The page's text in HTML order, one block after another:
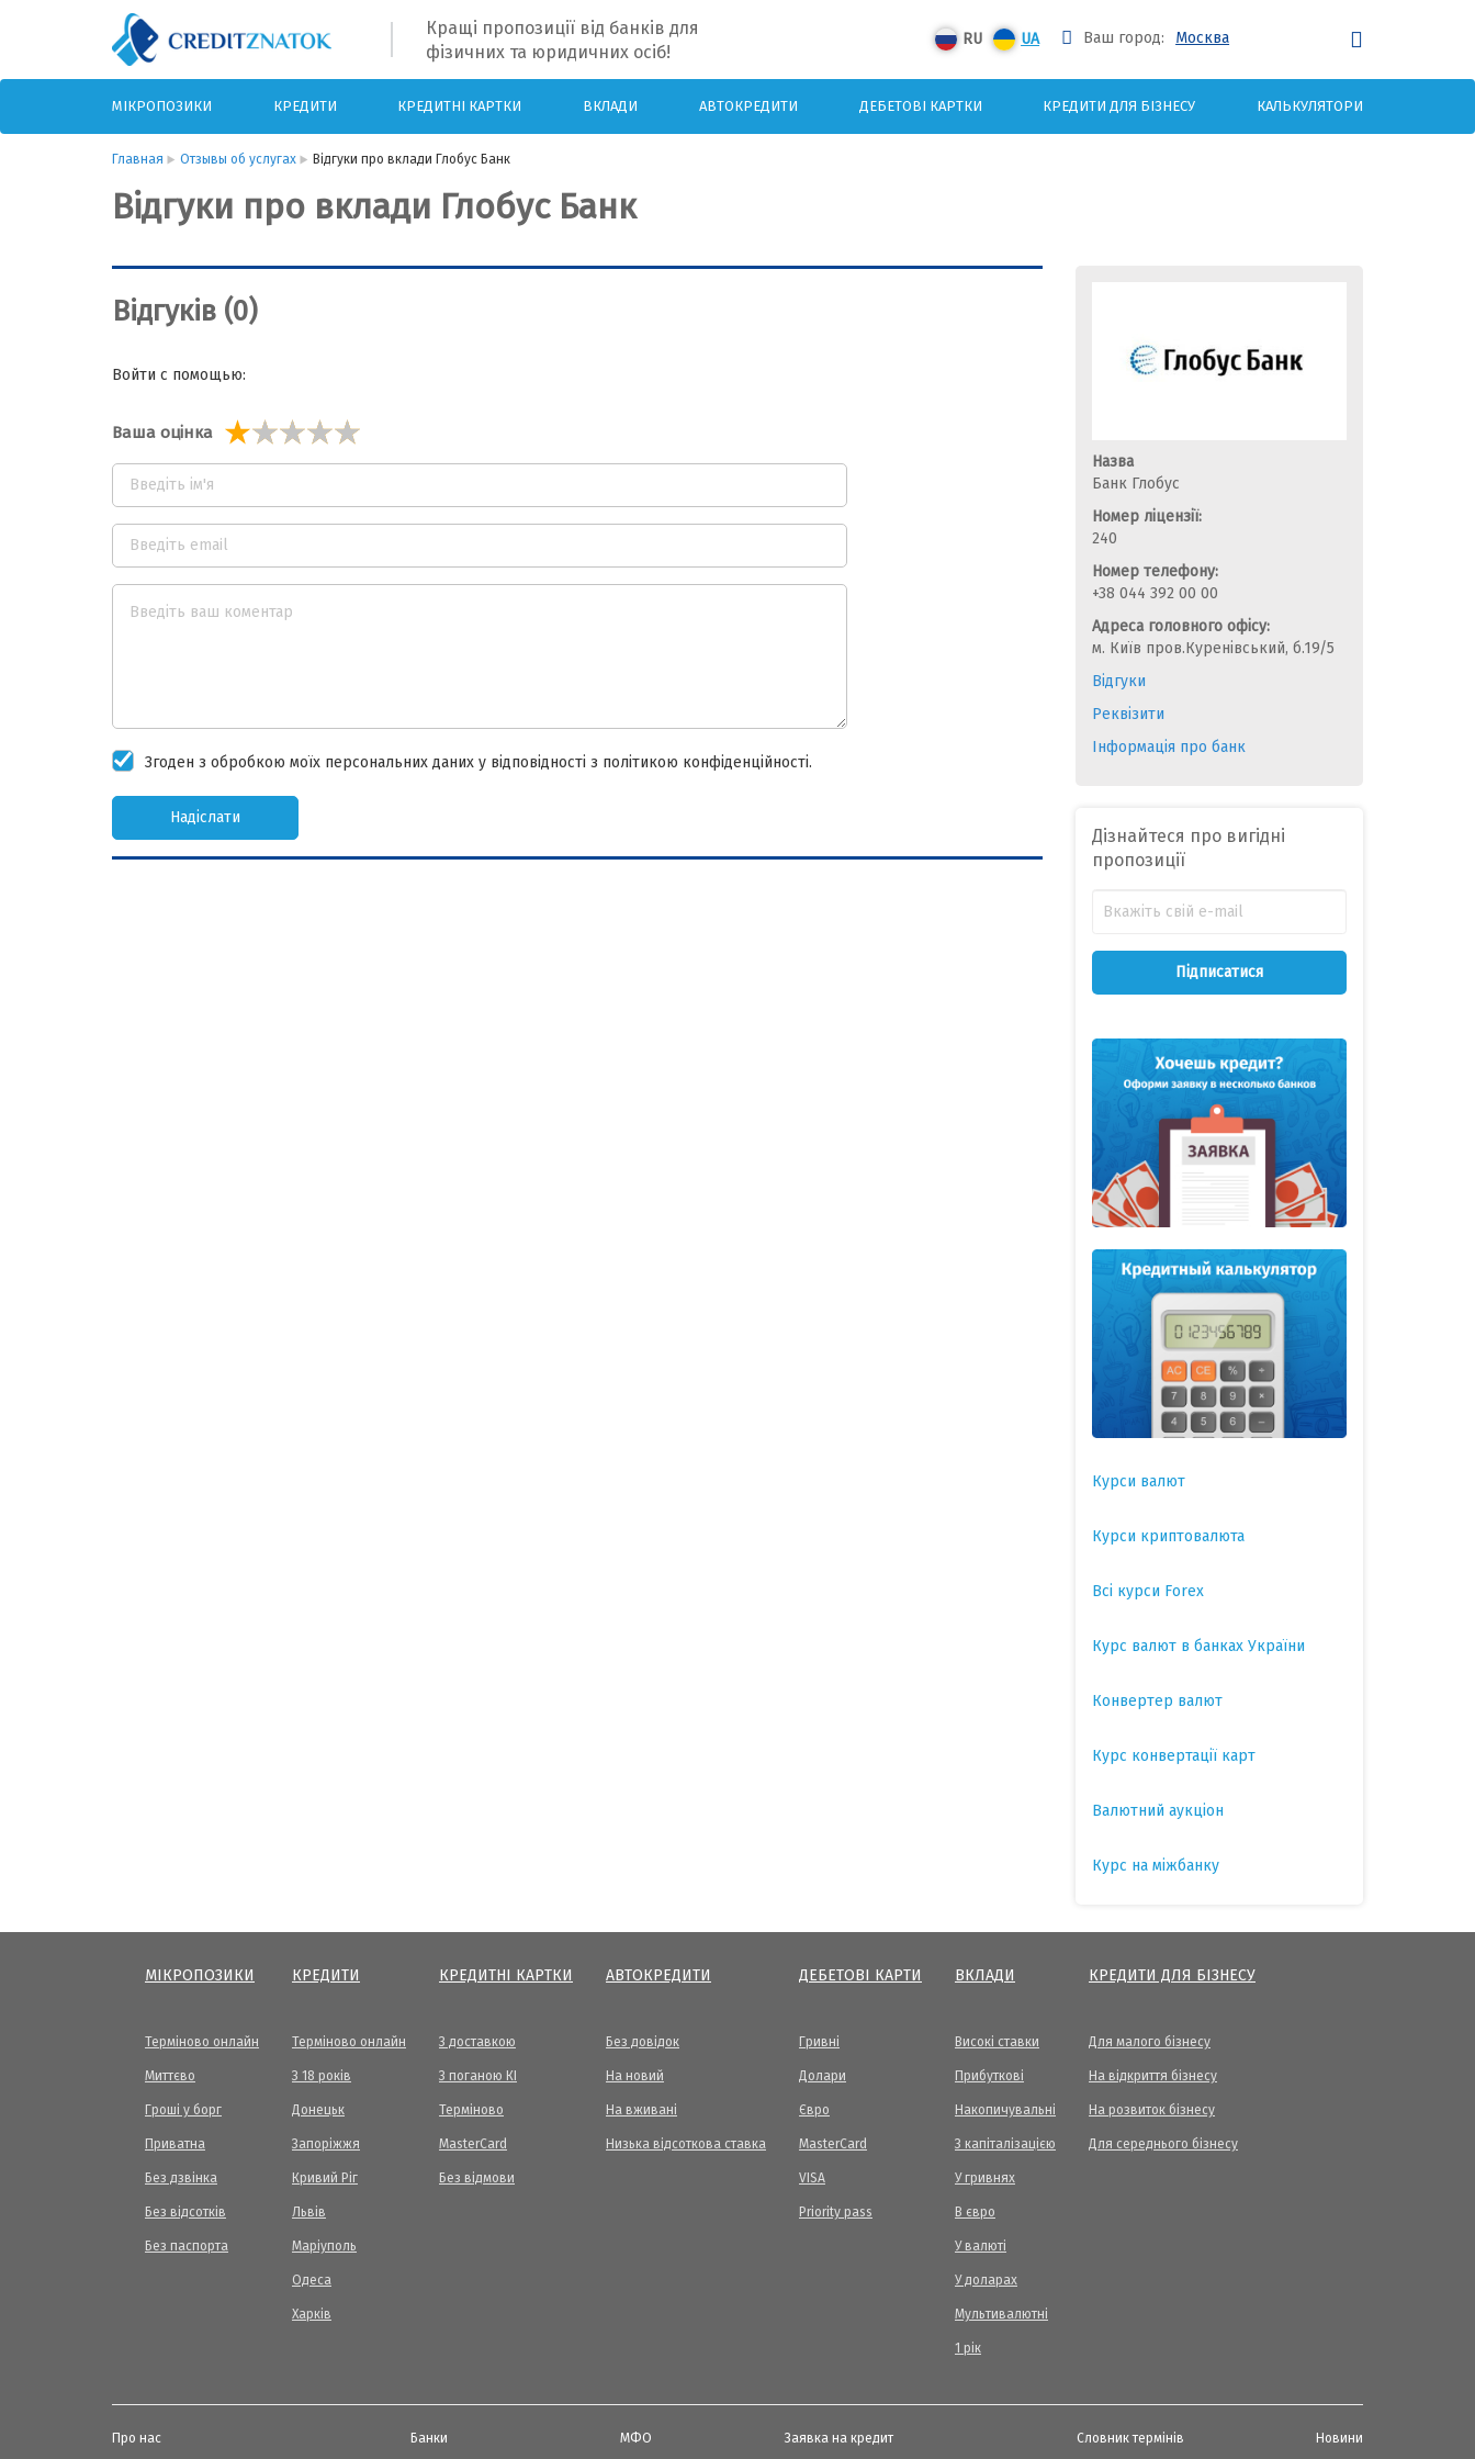
Кращі пропозиції від банків для
фізичних та юридичних осіб!
RU UA Ваш город: Москва
МІКРОПОЗИКИ КРЕДИТИ КРЕДИТНІ КАРТКИ ВКЛАДИ АВТОКРЕДИТИ ДЕБЕТОВІ КАРТКИ КРЕДИТИ ДЛЯ БІЗНЕСУ КАЛЬКУЛЯТОРИ
Главная Отзывы об услугах Відгуки про вклади Глобус Банк
Відгуки про вклади Глобус Банк
Відгуків (0)
Войти с помощью:
Ваша оцінка
Згоден з обробкою моїх персональних даних у відповідності з політикою конфіденційності.
Надіслати
Назва
Банк Глобус
Номер ліцензії:
240
Номер телефону:
+38 044 392 00 00
Адреса головного офісу:
м. Київ пров.Куренівський, б.19/5
Відгуки
Реквізити
Інформація про банк
Дізнайтеся про вигідні
пропозиції
Підписатися
Курси валют
Курси криптовалюта
Всі курси Forex
Курс валют в банках України
Конвертер валют
Курс конвертації карт
Валютний аукціон
Курс на міжбанку
МІКРОПОЗИКИ
Терміново онлайн
Миттєво
Гроші у борг
Приватна
Без дзвінка
Без відсотків
Без паспорта
КРЕДИТИ
Терміново онлайн
З 18 років
Донецьк
Запоріжжя
Кривий Ріг
Львів
Маріуполь
Одеса
Харків
КРЕДИТНІ КАРТКИ
З доставкою
З поганою КІ
Терміново
МasterCard
Без відмови
АВТОКРЕДИТИ
Без довідок
На новий
На вживані
Низька відсоткова ставка
ДЕБЕТОВІ КАРТИ
Гривні
Долари
Євро
MasterCard
VISA
Priority pass
ВКЛАДИ
Високі ставки
Прибуткові
Накопичувальні
З капіталізацією
У гривнях
В євро
У валюті
У доларах
Мультивалютні
1 рік
КРЕДИТИ ДЛЯ БІЗНЕСУ
Для малого бізнесу
На відкриття бізнесу
На розвиток бізнесу
Для середнього бізнесу
Про нас Банки МФО Заявка на кредит Словник термінів Новини